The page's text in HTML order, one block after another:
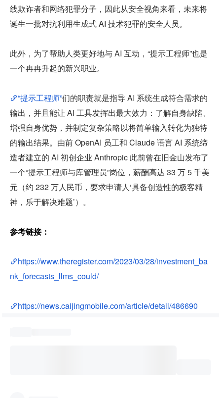
线欺诈者和网络犯罪分子，因此从安全视角来看，未来将
诞生一批对抗利用生成式 AI 技术犯罪的安全人员。
此外，为了帮助人类更好地与 AI 互动，“提示工程师”也是
一个冉冉升起的新兴职业。
“提示工程师”们的职责就是指导 AI 系统生成符合需求的
输出，并且能让 AI 工具发挥出最大效力：了解自身缺陷、
增强自身优势，并制定复杂策略以将简单输入转化为独特
的输出结果。由前 OpenAI 员工和 Claude 语言 AI 系统缔
造者建立的 AI 初创企业 Anthropic 此前曾在旧金山发布了
一个“提示工程师与库管理员”岗位，薪酬高达 33 万 5 千美
元（约 232 万人民币，要求申请人‘具备创造性的极客精
神，乐于解决难题’）。
参考链接：
https://www.theregister.com/2023/03/28/investment_ba
nk_forecasts_llms_could/
https://news.caijingmobile.com/article/detail/486690